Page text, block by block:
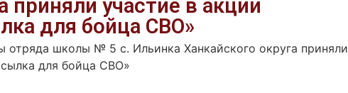
приняли участие в акции
для бойца СВО»
школы № 5 с. Ильинка Ханкайского округа приняли
для бойца СВО»